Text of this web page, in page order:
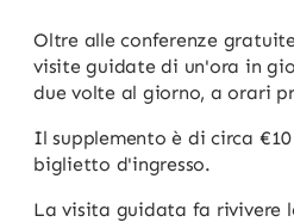
Oltre alle conferenze
visite guidate di un'ora in
due volte al giorno, a orari
Il supplemento è di circa
biglietto d'ingresso.
La visita guidata fa rivivere